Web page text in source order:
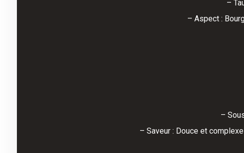
–
– Aspect :
–
– Saveur : Douce et